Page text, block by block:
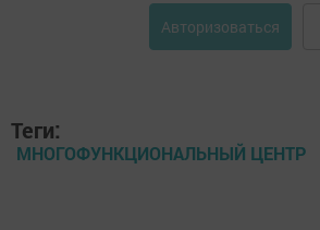
Авторизоваться
Теги:
МНОГОФУНКЦИОНАЛЬНЫЙ ЦЕНТР